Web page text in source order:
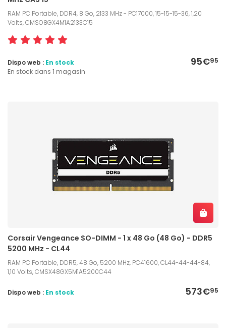
RAM PC Portable, DDR4, 8 Go, 2133 MHz - PC17000, 15-15-15-36, 1,20
Volts, CMSO8GX4M1A2133C15
95€95
Dispo web : En stock
En stock dans 1 magasin
Corsair Vengeance SO-DIMM - 1 x 48 Go (48 Go) - DDR5
5200 MHz - CL44
RAM PC Portable, DDR5, 48 Go, 5200 MHz, PC41600, CL44-44-44-84,
1,10 Volts, CMSX48GX5M1A5200C44
573€95
Dispo web : En stock